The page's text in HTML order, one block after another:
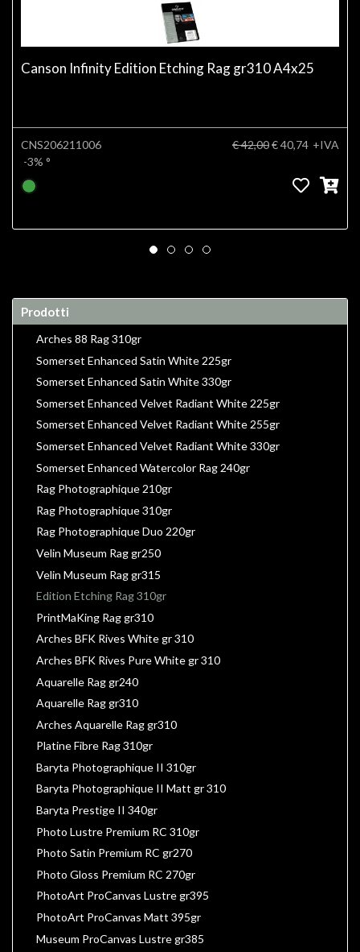
Canson Infinity Edition Etching Rag gr310 A4x25
CNS206211006
-3% °
€ 42,00€ 40,74 +IVA
Prodotti
Arches 88 Rag 310gr
Somerset Enhanced Satin White 225gr
Somerset Enhanced Satin White 330gr
Somerset Enhanced Velvet Radiant White 225gr
Somerset Enhanced Velvet Radiant White 255gr
Somerset Enhanced Velvet Radiant White 330gr
Somerset Enhanced Watercolor Rag 240gr
Rag Photographique 210gr
Rag Photographique 310gr
Rag Photographique Duo 220gr
Velin Museum Rag gr250
Velin Museum Rag gr315
Edition Etching Rag 310gr
PrintMaKing Rag gr310
Arches BFK Rives White gr 310
Arches BFK Rives Pure White gr 310
Aquarelle Rag gr240
Aquarelle Rag gr310
Arches Aquarelle Rag gr310
Platine Fibre Rag 310gr
Baryta Photographique II 310gr
Baryta Photographique II Matt gr 310
Baryta Prestige II 340gr
Photo Lustre Premium RC 310gr
Photo Satin Premium RC gr270
Photo Gloss Premium RC 270gr
PhotoArt ProCanvas Lustre gr395
PhotoArt ProCanvas Matt 395gr
Museum ProCanvas Lustre gr385